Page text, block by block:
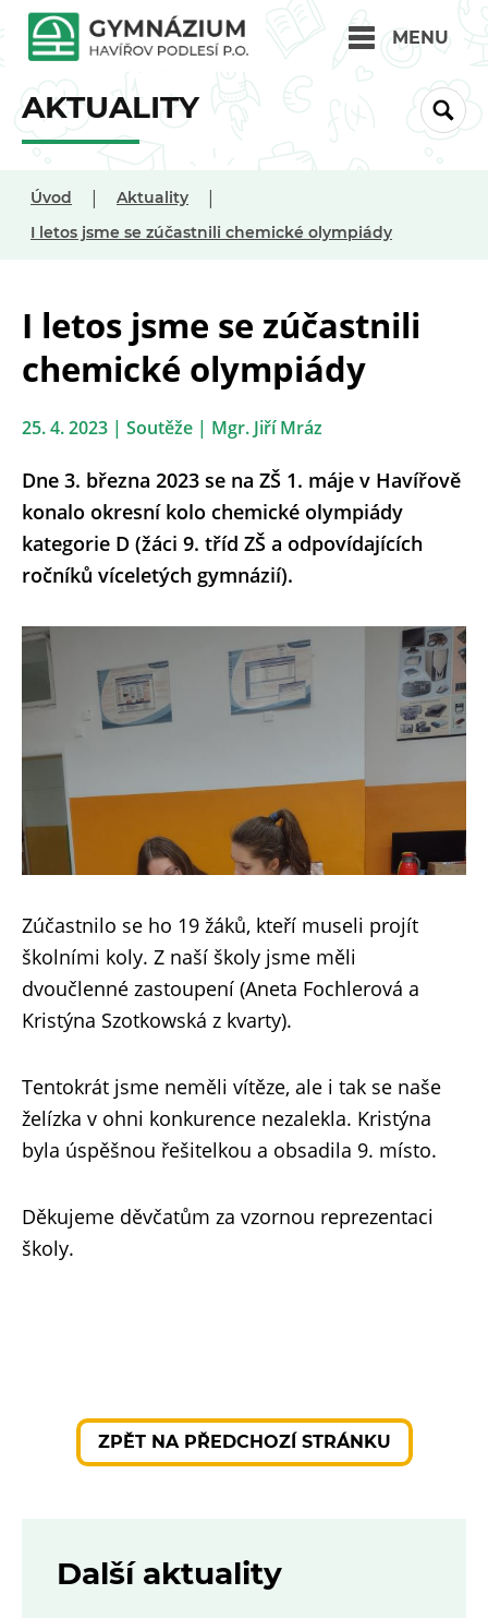
MENU
AKTUALITY
Úvod | Aktuality |
I letos jsme se zúčastnili chemické olympiády
I letos jsme se zúčastnili
chemické olympiády
25. 4. 2023 | Soutěže | Mgr. Jiří Mráz
Dne 3. března 2023 se na ZŠ 1. máje v Havířově
konalo okresní kolo chemické olympiády
kategorie D (žáci 9. tříd ZŠ a odpovídajících
ročníků víceletých gymnázií).
Zúčastnilo se ho 19 žáků, kteří museli projít
školními koly. Z naší školy jsme měli
dvoučlenné zastoupení (Aneta Fochlerová a
Kristýna Szotkowská z kvarty).
Tentokrát jsme neměli vítěze, ale i tak se naše
želízka v ohni konkurence nezalekla. Kristýna
byla úspěšnou řešitelkou a obsadila 9. místo.
Děkujeme děvčatům za vzornou reprezentaci
školy.
ZPĚT NA PŘEDCHOZÍ STRÁNKU
Další aktuality